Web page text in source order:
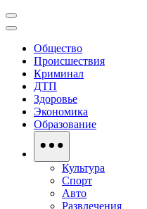
Общество
Происшествия
Криминал
ДТП
Здоровье
Экономика
Образование
Культура
Спорт
Авто
Развлечения